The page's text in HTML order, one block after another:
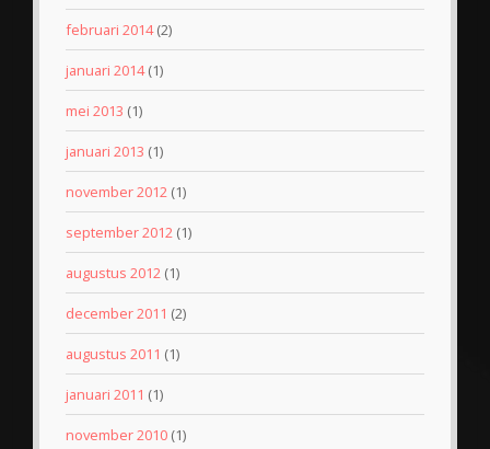
februari 2014(2)
januari 2014(1)
mei 2013 (1)
januari 2013 (1)
november 2012 (1)
september 2012 (1)
augustus 2012 (1)
december 2011 (2)
augustus 2011 (1)
januari 2011 (1)
november 2010 (1)